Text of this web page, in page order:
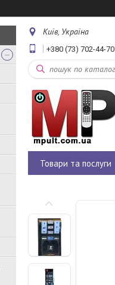
Київ, Україна
+380 (73) 702-44-70
Товари та послуги